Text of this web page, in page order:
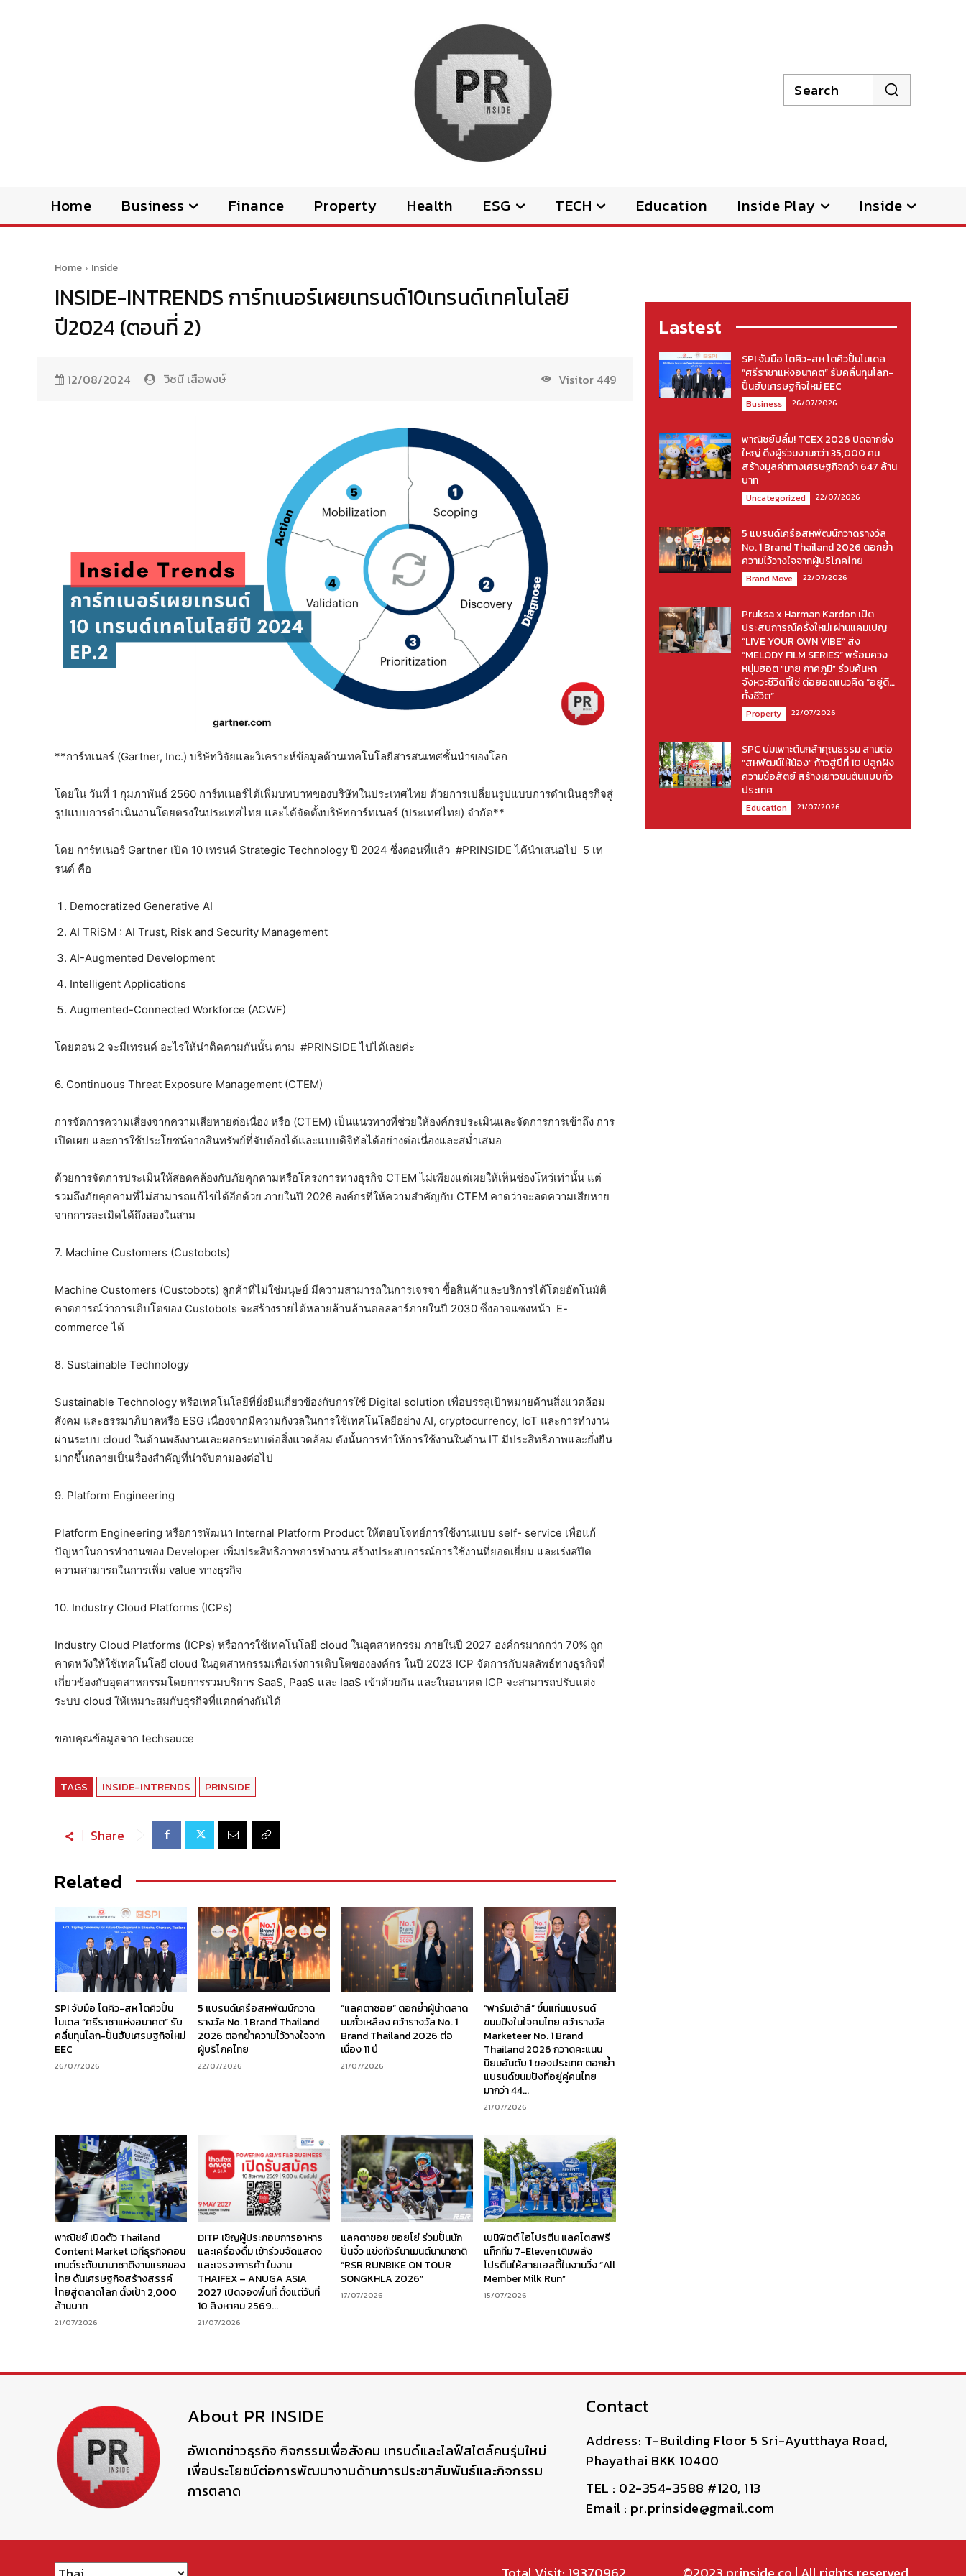
Search
Home Business Finance Property Health ESG TECH Education Inside Play Inside
Home Inside
INSIDE-INTRENDS การ์ทเนอร์เผยเทรนด์10เทรนด์เทคโนโลยี
ปี2024 (ตอนที่ 2)
12/08/2024 วิชนี เสือพงษ์ Visitor 449
**การ์ทเนอร์ (Gartner, Inc.) บริษัทวิจัยและวิเคราะห์ข้อมูลด้านเทคโนโลยีสารสนเทศชั้นนำของโลก
โดยใน วันที่ 1 กุมภาพันธ์ 2560 การ์ทเนอร์ได้เพิ่มบทบาทของบริษัทในประเทศไทย ด้วยการเปลี่ยนรูปแบบการดำเนินธุรกิจสู่
รูปแบบการดำเนินงานโดยตรงในประเทศไทย และได้จัดตั้งบริษัทการ์ทเนอร์ (ประเทศไทย) จำกัด**
โดย การ์ทเนอร์ Gartner เปิด 10 เทรนด์ Strategic Technology ปี 2024 ซึ่งตอนที่แล้ว #PRINSIDE ได้นำเสนอไป 5 เท
รนด์ คือ
Democratized Generative AI
AI TRiSM : AI Trust, Risk and Security Management
AI-Augmented Development
Intelligent Applications
Augmented-Connected Workforce (ACWF)
โดยตอน 2 จะมีเทรนด์ อะไรให้น่าติดตามกันนั้น ตาม #PRINSIDE ไปได้เลยค่ะ
6. Continuous Threat Exposure Management (CTEM)
การจัดการความเสี่ยงจากความเสียหายต่อเนื่อง หรือ (CTEM) เป็นแนวทางที่ช่วยให้องค์กรประเมินและจัดการการเข้าถึง การ
เปิดเผย และการใช้ประโยชน์จากสินทรัพย์ที่จับต้องได้และแบบดิจิทัลได้อย่างต่อเนื่องและสม่ำเสมอ
ด้วยการจัดการประเมินให้สอดคล้องกับภัยคุกคามหรือโครงการทางธุรกิจ CTEM ไม่เพียงแต่เผยให้เห็นช่องโหว่เท่านั้น แต่
รวมถึงภัยคุกคามที่ไม่สามารถแก้ไขได้อีกด้วย ภายในปี 2026 องค์กรที่ให้ความสำคัญกับ CTEM คาดว่าจะลดความเสียหาย
จากการละเมิดได้ถึงสองในสาม
7. Machine Customers (Custobots)
Machine Customers (Custobots) ลูกค้าที่ไม่ใช่มนุษย์ มีความสามารถในการเจรจา ซื้อสินค้าและบริการได้โดยอัตโนมัติ
คาดการณ์ว่าการเติบโตของ Custobots จะสร้างรายได้หลายล้านล้านดอลลาร์ภายในปี 2030 ซึ่งอาจแซงหน้า E-
commerce ได้
8. Sustainable Technology
Sustainable Technology หรือเทคโนโลยีที่ยั่งยืนเกี่ยวข้องกับการใช้ Digital solution เพื่อบรรลุเป้าหมายด้านสิ่งแวดล้อม
สังคม และธรรมาภิบาลหรือ ESG เนื่องจากมีความกังวลในการใช้เทคโนโลยีอย่าง AI, cryptocurrency, IoT และการทำงาน
ผ่านระบบ cloud ในด้านพลังงานและผลกระทบต่อสิ่งแวดล้อม ดังนั้นการทำให้การใช้งานในด้าน IT มีประสิทธิภาพและยั่งยืน
มากขึ้นกลายเป็นเรื่องสำคัญที่น่าจับตามองต่อไป
9. Platform Engineering
Platform Engineering หรือการพัฒนา Internal Platform Product ให้ตอบโจทย์การใช้งานแบบ self- service เพื่อแก้
ปัญหาในการทำงานของ Developer เพิ่มประสิทธิภาพการทำงาน สร้างประสบการณ์การใช้งานที่ยอดเยี่ยม และเร่งสปีด
ความสามารถในการเพิ่ม value ทางธุรกิจ
10. Industry Cloud Platforms (ICPs)
Industry Cloud Platforms (ICPs) หรือการใช้เทคโนโลยี cloud ในอุตสาหกรรม ภายในปี 2027 องค์กรมากกว่า 70% ถูก
คาดหวังให้ใช้เทคโนโลยี cloud ในอุตสาหกรรมเพื่อเร่งการเติบโตขององค์กร ในปี 2023 ICP จัดการกับผลลัพธ์ทางธุรกิจที่
เกี่ยวข้องกับอุตสาหกรรมโดยการรวมบริการ SaaS, PaaS และ IaaS เข้าด้วยกัน และในอนาคต ICP จะสามารถปรับแต่ง
ระบบ cloud ให้เหมาะสมกับธุรกิจที่แตกต่างกันได้
ขอบคุณข้อมูลจาก techsauce
TAGS INSIDE-INTRENDS PRINSIDE
Share
Related
SPI จับมือ โตคิว-สห โตคิวปั้น
โมเดล “ศรีราชาแห่งอนาคต” รับ
คลื่นทุนโลก-ปั้นฮับเศรษฐกิจใหม่
EEC
26/07/2026
5 แบรนด์เครือสหพัฒน์กวาด
รางวัล No. 1 Brand Thailand
2026 ตอกย้ำความไว้วางใจจาก
ผู้บริโภคไทย
22/07/2026
“แลคตาซอย” ตอกย้ำผู้นำตลาด
นมถั่วเหลือง คว้ารางวัล No. 1
Brand Thailand 2026 ต่อ
เนื่อง 11 ปี
21/07/2026
“ฟาร์มเฮ้าส์” ขึ้นแท่นแบรนด์
ขนมปังในใจคนไทย คว้ารางวัล
Marketeer No. 1 Brand
Thailand 2026 กวาดคะแนน
นิยมอันดับ 1 ของประเทศ ตอกย้ำ
แบรนด์ขนมปังที่อยู่คู่คนไทย
มากว่า 44...
21/07/2026
พาณิชย์ เปิดตัว Thailand
Content Market เวทีธุรกิจคอน
เทนต์ระดับนานาชาติงานแรกของ
ไทย ดันเศรษฐกิจสร้างสรรค์
ไทยสู่ตลาดโลก ตั้งเป้า 2,000
ล้านบาท
21/07/2026
DITP เชิญผู้ประกอบการอาหาร
และเครื่องดื่ม เข้าร่วมจัดแสดง
และเจรจาการค้า ในงาน
THAIFEX – ANUGA ASIA
2027 เปิดจองพื้นที่ ตั้งแต่วันที่
10 สิงหาคม 2569...
21/07/2026
แลคตาซอย ซอยโย่ ร่วมปั้นนัก
ปั่นจิ๋ว แข่งทัวร์นาเมนต์นานาชาติ
“RSR RUNBIKE ON TOUR
SONGKHLA 2026”
17/07/2026
เบนิฟิตต์ ไฮโปรตีน แลคโตสฟรี
แท็กทีม 7-Eleven เติมพลัง
โปรตีนให้สายเฮลตี้ในงานวิ่ง “All
Member Milk Run”
15/07/2026
Lastest
SPI จับมือ โตคิว-สห โตคิวปั้นโมเดล
“ศรีราชาแห่งอนาคต” รับคลื่นทุนโลก-
ปั้นฮับเศรษฐกิจใหม่ EEC
Business 26/07/2026
พาณิชย์ปลื้ม! TCEX 2026 ปิดฉากยิ่ง
ใหญ่ ดึงผู้ร่วมงานกว่า 35,000 คน
สร้างมูลค่าทางเศรษฐกิจกว่า 647 ล้าน
บาท
Uncategorized 22/07/2026
5 แบรนด์เครือสหพัฒน์กวาดรางวัล
No. 1 Brand Thailand 2026 ตอกย้ำ
ความไว้วางใจจากผู้บริโภคไทย
Brand Move 22/07/2026
Pruksa x Harman Kardon เปิด
ประสบการณ์ครั้งใหม่! ผ่านแคมเปญ
“LIVE YOUR OWN VIBE” ส่ง
“MELODY FILM SERIES” พร้อมควง
หนุ่มฮอต “มาย ภาคภูมิ” ร่วมค้นหา
จังหวะชีวิตที่ใช่ ต่อยอดแนวคิด “อยู่ดี…
ทั้งชีวิต”
Property 22/07/2026
SPC บ่มเพาะต้นกล้าคุณธรรม สานต่อ
“สหพัฒน์ให้น้อง” ก้าวสู่ปีที่ 10 ปลูกฝัง
ความซื่อสัตย์ สร้างเยาวชนต้นแบบทั่ว
ประเทศ
Education 21/07/2026
About PR INSIDE
อัพเดทข่าวธุรกิจ กิจกรรมเพื่อสังคม เทรนด์และไลฟ์สไตล์คนรุ่นใหม่
เพื่อประโยชน์ต่อการพัฒนางานด้านการประชาสัมพันธ์และกิจกรรม
การตลาด
Contact
Address: T-Building Floor 5 Sri-Ayutthaya Road,
Phayathai BKK 10400
TEL : 02-354-3588 #120, 113
Email : pr.prinside@gmail.com